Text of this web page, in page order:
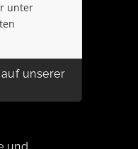
unter
unserer